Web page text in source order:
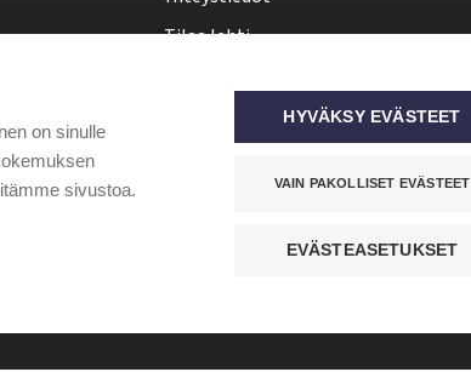
Tilaa lehti
Tehy-lehti somessa
on sinulle
sivustoa.
HYVÄKSY EVÄSTEET
VAIN PAKOLLISET EVÄSTEET
EVÄSTEASETUKSET